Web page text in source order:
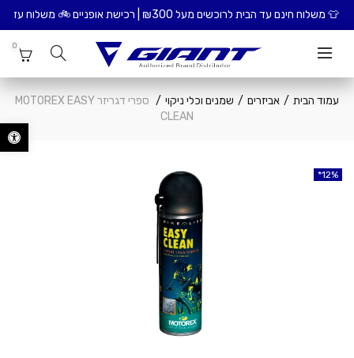
פתח סרגל
הבית לרוכשים מעל ₪300 | רכישת אופניים 🚲 משלוח עד הבית כולל הרכבת האופניים – ₪99
0
עמוד הבית אביזרים שמנים וכלי ניקוי
ספרי דגריזר MOTOREX EASY
CLEAN
12%
12%